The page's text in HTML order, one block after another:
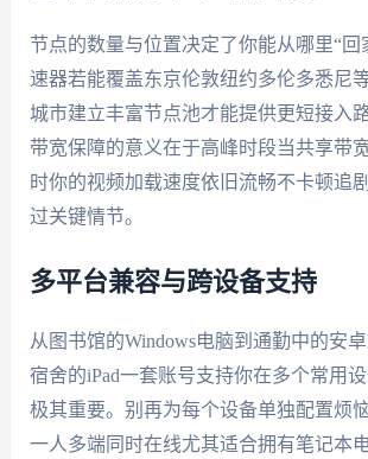
节点的数量与位置决定了你能从哪里“回
速器若能覆盖东京伦敦纽约多伦多悉尼
城市建立丰富节点池才能提供更短接入
带宽保障的意义在于高峰时段当共享带
时你的视频加载速度依旧流畅不卡顿追
过关键情节。
多平台兼容与跨设备支持
从图书馆的Windows电脑到通勤中的安
宿舍的iPad一套账号支持你在多个常用
极其重要。别再为每个设备单独配置烦
一人多端同时在线尤其适合拥有笔记本